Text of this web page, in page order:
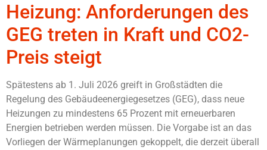
Heizung: Anforderungen des
GEG treten in Kraft und CO2-
Preis steigt
Spätestens ab 1. Juli 2026 greift in Großstädten die
Regelung des Gebäudeenergiegesetzes (GEG), dass neue
Heizungen zu mindestens 65 Prozent mit erneuerbaren
Energien betrieben werden müssen. Die Vorgabe ist an das
Vorliegen der Wärmeplanungen gekoppelt, die derzeit überall